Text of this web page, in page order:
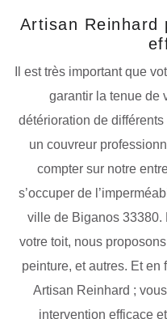
Artisan Reinhard
Il est très important que
garantir la tenue de
détérioration de
un couvreur
compter sur notre
s’occuper de
ville de Biganos 33380.
votre toit, nous
peinture, et autres. Et en
Artisan Reinhard ;
intervention efficace